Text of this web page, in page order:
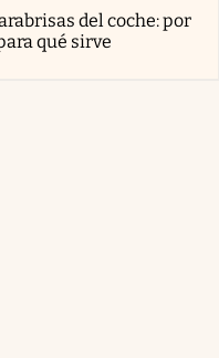
del coche: por
qué sirve